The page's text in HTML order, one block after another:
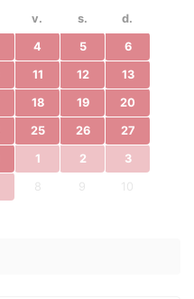
v. s. d.
4 5 6
11 12 13
18 19 20
25 26 27
1 2 3
8 9 10